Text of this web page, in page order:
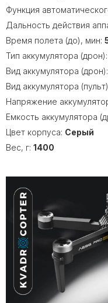
Функция
Дальность действия
Время полета (до), мин:
Тип аккумулятора (дрон):
Вид аккумулятора (дрон):
Вид аккумулятора
Напряжение
Емкость аккумулятора
Цвет корпуса: Серый
Вес, г: 1400